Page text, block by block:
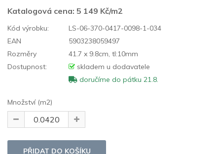
Katalogová cena: 5 149 Kč/m2
Kód výrobku:
LS-06-370-0417-0098-1-034
EAN
5903238059497
Rozměry
41.7 x 9.8cm, tl:10mm
Dostupnost:
skladem u dodavatele
doručíme do pátku 21.8.
Množství (m2)